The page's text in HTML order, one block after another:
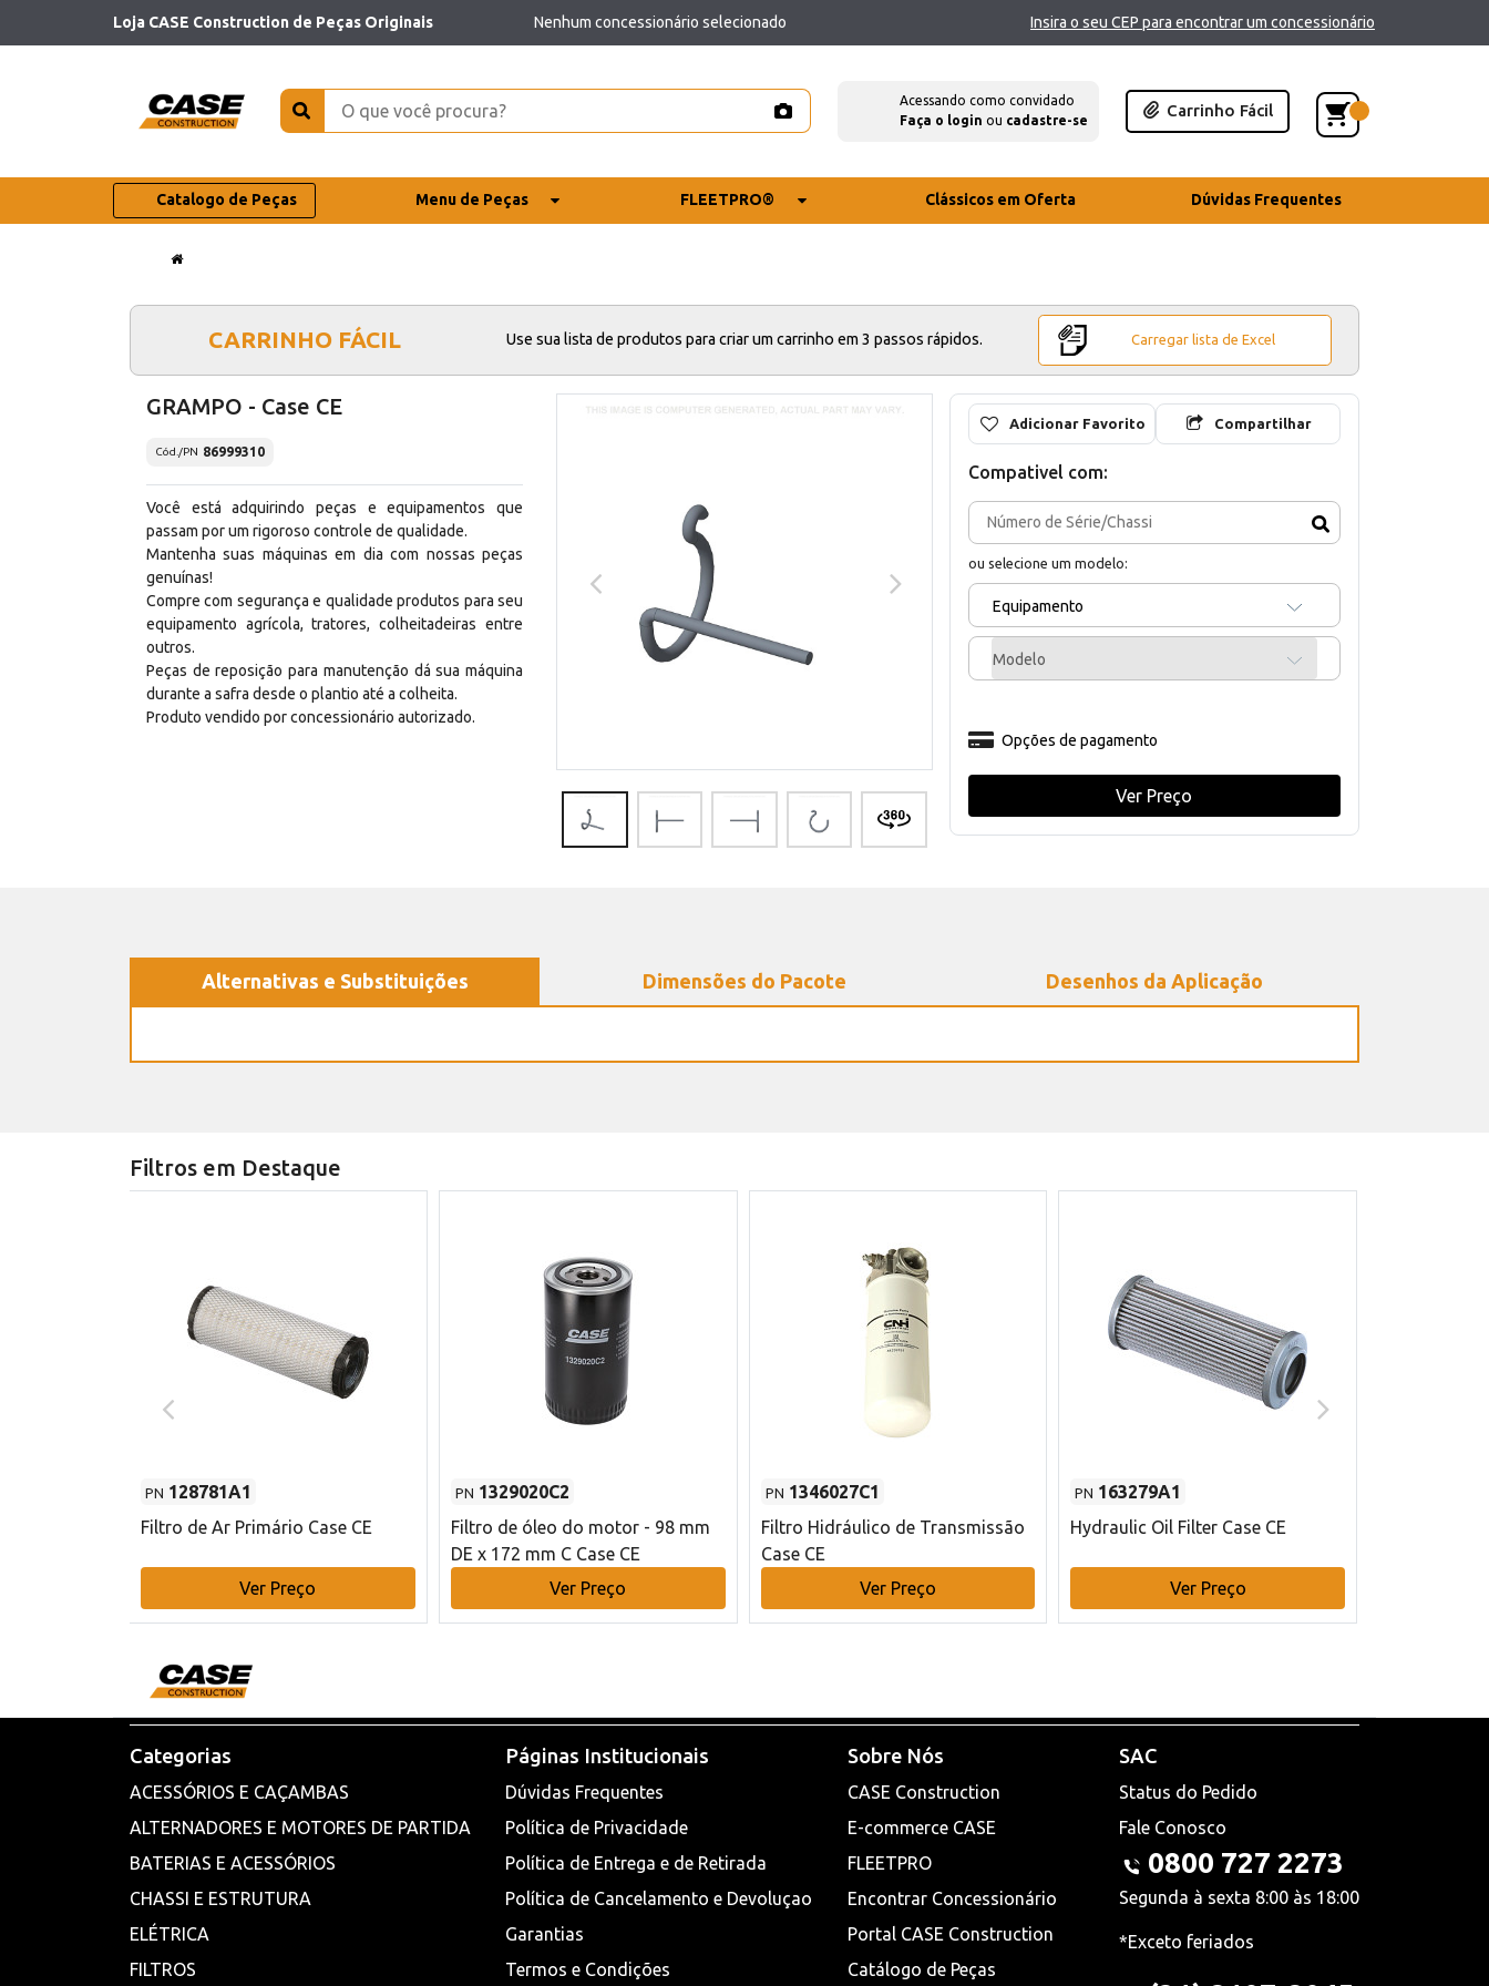
Loja CASE Construction de Peças Originais Nenhum concessionário selecionado Insira o seu CEP para encontrar um concessionário
Acessando como convidado
Faça o login ou cadastre-se
Carrinho Fácil
Catalogo de Peças Menu de Peças FLEETPRO® Clássicos em Oferta Dúvidas Frequentes
CARRINHO FÁCIL Use sua lista de produtos para criar um carrinho em 3 passos rápidos. Carregar lista de Excel
GRAMPO - Case CE
Cód./PN 86999310
Você está adquirindo peças e equipamentos que
passam por um rigoroso controle de qualidade.
Mantenha suas máquinas em dia com nossas peças
genuínas!
Compre com segurança e qualidade produtos para seu
equipamento agrícola, tratores, colheitadeiras entre
outros.
Peças de reposição para manutenção dá sua máquina
durante a safra desde o plantio até a colheita.
Produto vendido por concessionário autorizado.
Adicionar Favorito Compartilhar
Compativel com:
ou selecione um modelo:
Equipamento
Modelo
Opções de pagamento
Ver Preço
Alternativas e Substituições Dimensões do Pacote Desenhos da Aplicação
Filtros em Destaque
PN 128781A1
Filtro de Ar Primário Case CE
Ver Preço
PN 1329020C2
Filtro de óleo do motor - 98 mm
DE x 172 mm C Case CE
Ver Preço
PN 1346027C1
Filtro Hidráulico de Transmissão
Case CE
Ver Preço
PN 163279A1
Hydraulic Oil Filter Case CE
Ver Preço
Categorias
ACESSÓRIOS E CAÇAMBAS
ALTERNADORES E MOTORES DE PARTIDA
BATERIAS E ACESSÓRIOS
CHASSI E ESTRUTURA
ELÉTRICA
FILTROS
Páginas Institucionais
Dúvidas Frequentes
Política de Privacidade
Política de Entrega e de Retirada
Política de Cancelamento e Devoluçao
Garantias
Termos e Condições
Sobre Nós
CASE Construction
E-commerce CASE
FLEETPRO
Encontrar Concessionário
Portal CASE Construction
Catálogo de Peças
SAC
Status do Pedido
Fale Conosco
0800 727 2273
Segunda à sexta 8:00 às 18:00
*Exceto feriados